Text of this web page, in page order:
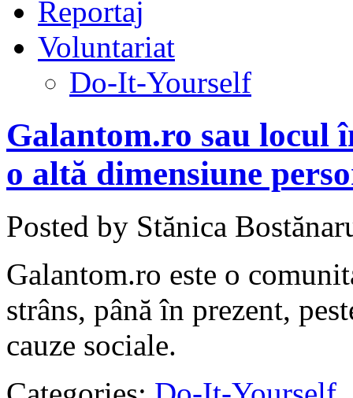
Reportaj
Voluntariat
Do-It-Yourself
Galantom.ro sau locul
o altă dimensiune
Posted by Stănica
Galantom.ro este o
strâns, până în prezent,
cauze sociale.